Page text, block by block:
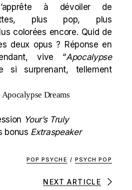
à dévoiler de
plus pop, plus
colorées encore. Quid de
deux opus ? Réponse en
vive “Apocalypse
si surprenant, tellement
Dreams
Your’s Truly
bonus Extraspeaker
POP PSYCHE / PSYCH POP
NEXT ARTICLE